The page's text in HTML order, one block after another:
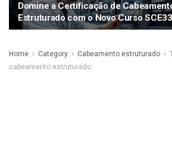
Domine a Certificação de
Estruturado com o Novo Curso
Home Category Cabeamento estruturado
cabeamento estruturado